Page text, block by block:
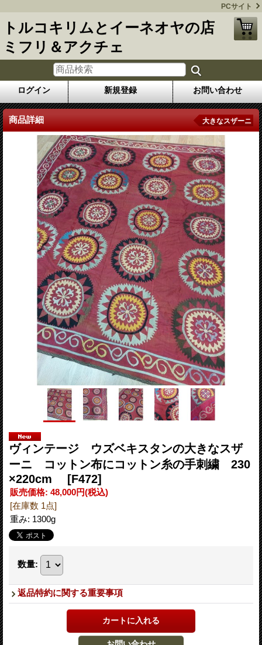
PCサイト
トルコキリムとイーネオヤの店
ミフリ＆アクチェ
ログイン 新規登録 お問い合わせ
商品詳細 大きなスザーニ
ヴィンテージ ウズベキスタンの大きなスザ
ーニ コットン布にコットン糸の手刺繍 230
×220cm [F472]
販売価格: 48,000円(税込)
[在庫数 1点]
重み: 1300g
数量:
返品特約に関する重要事項